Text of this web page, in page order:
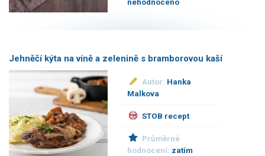
nehodnoceno
Jehněčí kýta na víně a zelenině s bramborovou kaší
Autor: Hanka
Malkova
STOB recept
Průměrné
hodnocení: zatím